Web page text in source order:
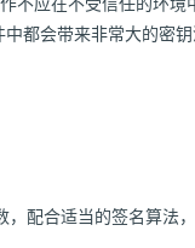
都会带来非常大的密钥
配合适当的签名算